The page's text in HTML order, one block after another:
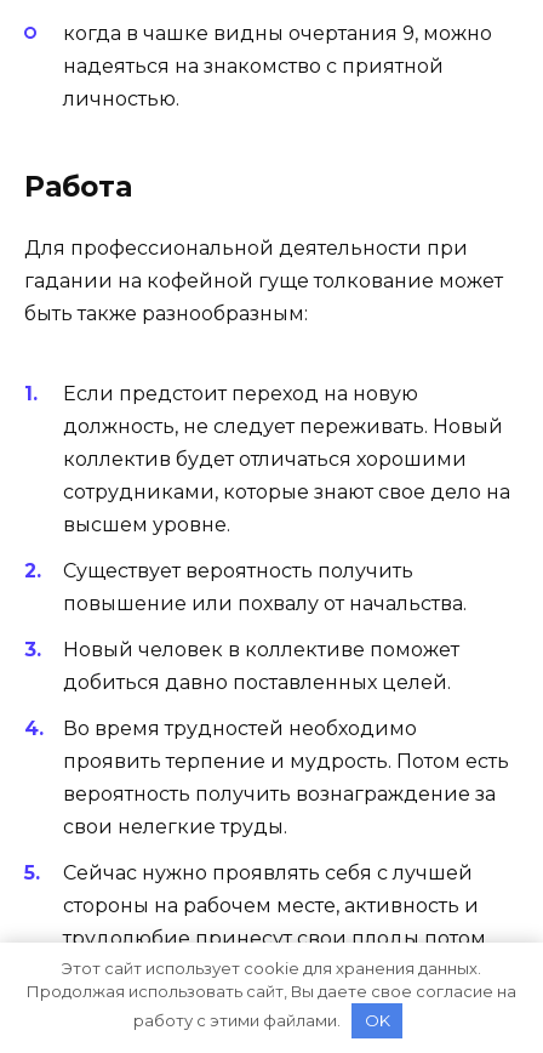
когда в чашке видны очертания 9, можно
надеяться на знакомство с приятной
личностью.
Работа
Для профессиональной деятельности при
гадании на кофейной гуще толкование может
быть также разнообразным:
Если предстоит переход на новую
должность, не следует переживать. Новый
коллектив будет отличаться хорошими
сотрудниками, которые знают свое дело на
высшем уровне.
Существует вероятность получить
повышение или похвалу от начальства.
Новый человек в коллективе поможет
добиться давно поставленных целей.
Во время трудностей необходимо
проявить терпение и мудрость. Потом есть
вероятность получить вознаграждение за
свои нелегкие труды.
Сейчас нужно проявлять себя с лучшей
стороны на рабочем месте, активность и
трудолюбие принесут свои плоды потом.
На это указывает цифра 4.
При любой возможности необходимо
Этот сайт использует cookie для хранения данных.
Продолжая использовать сайт, Вы даете свое согласие на
работу с этими файлами.
OK